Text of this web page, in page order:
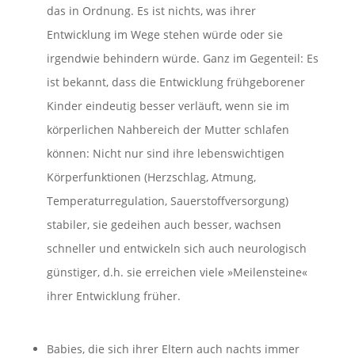
das in Ordnung. Es ist nichts, was ihrer
Entwicklung im Wege stehen würde oder sie
irgendwie behindern würde. Ganz im Gegenteil: Es
ist bekannt, dass die Entwicklung frühgeborener
Kinder eindeutig besser verläuft, wenn sie im
körperlichen Nahbereich der Mutter schlafen
können: Nicht nur sind ihre lebenswichtigen
Körperfunktionen (Herzschlag, Atmung,
Temperaturregulation, Sauerstoffversorgung)
stabiler, sie gedeihen auch besser, wachsen
schneller und entwickeln sich auch neurologisch
günstiger, d.h. sie erreichen viele »Meilensteine«
ihrer Entwicklung früher.
Babies, die sich ihrer Eltern auch nachts immer